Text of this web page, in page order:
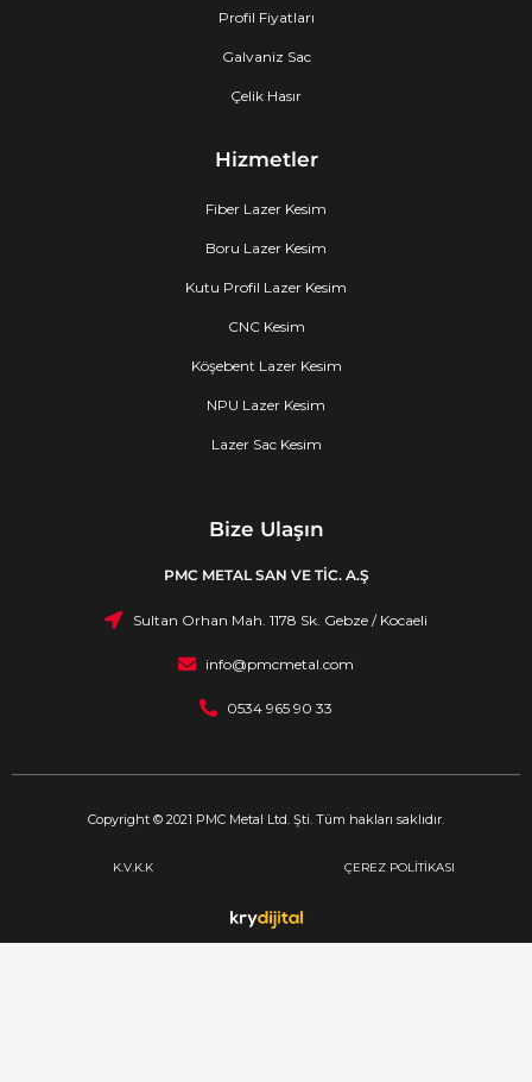
Profil Fiyatları
Galvaniz Sac
Çelik Hasır
Hizmetler
Fiber Lazer Kesim
Boru Lazer Kesim
Kutu Profil Lazer Kesim
CNC Kesim
Köşebent Lazer Kesim
NPU Lazer Kesim
Lazer Sac Kesim
Bize Ulaşın
PMC METAL SAN VE TİC. A.Ş
Sultan Orhan Mah. 1178 Sk. Gebze / Kocaeli
info@pmcmetal.com
0534 965 90 33
Copyright © 2021 PMC Metal Ltd. Şti. Tüm hakları saklıdır.
K.V.K.K ÇEREZ POLİTİKASI